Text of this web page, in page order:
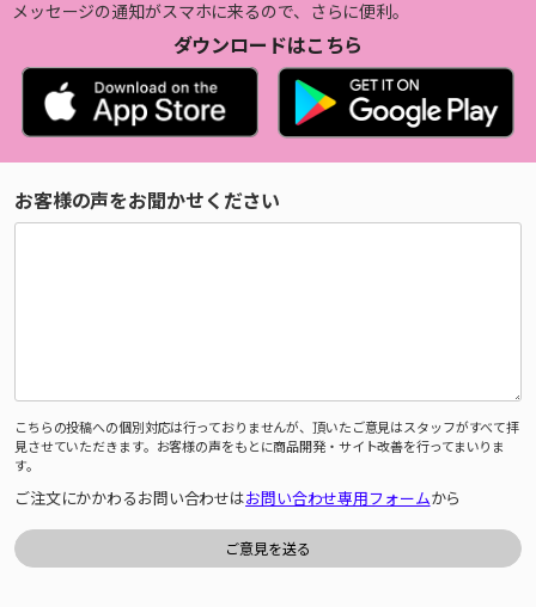
メッセージの通知がスマホに来るので、さらに便利。
ダウンロードはこちら
お客様の声をお聞かせください
こちらの投稿への個別対応は行っておりませんが、頂いたご意見はスタッフがすべて拝
見させていただきます。お客様の声をもとに商品開発・サイト改善を行ってまいりま
す。
ご注文にかかわるお問い合わせはお問い合わせ専用フォームから